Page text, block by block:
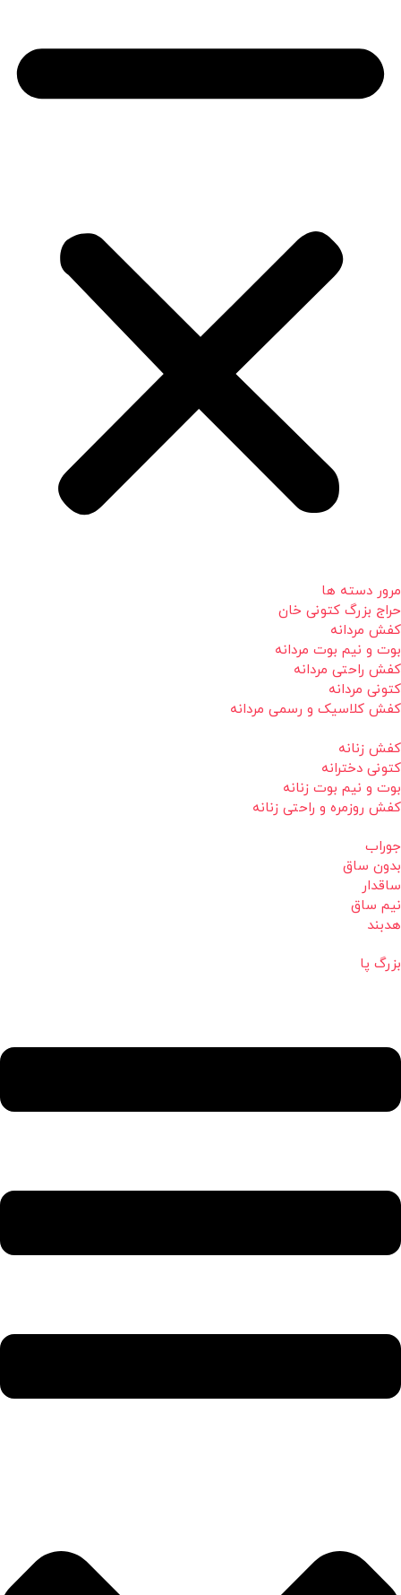
مرور دسته ها
حراج بزرگ کتونی خان
کفش مردانه
بوت و نیم بوت مردانه
کفش راحتی مردانه
کتونی مردانه
کفش کلاسیک و رسمی مردانه
کفش زنانه
کتونی دخترانه
بوت و نیم بوت زنانه
کفش روزمره و راحتی زنانه
جوراب
بدون ساق
ساقدار
نیم ساق
هدبند
بزرگ پا